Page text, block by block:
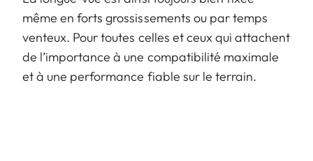
même en forts grossissements ou par temps
venteux. Pour toutes celles et ceux qui attachent
de l’importance à une compatibilité maximale
et à une performance fiable sur le terrain.